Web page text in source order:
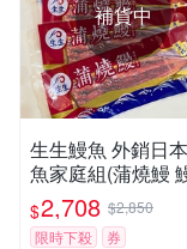
補貨中
生生鰻魚 外銷日
魚家庭組(蒲燒鰻
250g±10%/片*6片)
$2,708 $2,850
限時下殺
券